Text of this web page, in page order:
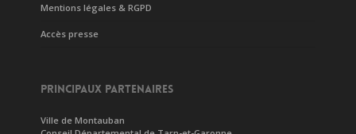
Mentions légales & RGPD
Accès presse
PRINCIPAUX PARTENAIRES
Ville de Montauban